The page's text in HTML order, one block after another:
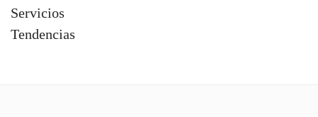
Servicios
Tendencias